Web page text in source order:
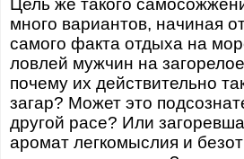
Цель же такого
много вариантов, начиная
самого факта отдыха на
ловлей мужчин на
почему их действительно
загар? Может это
другой расе? Или
аромат легкомыслия и